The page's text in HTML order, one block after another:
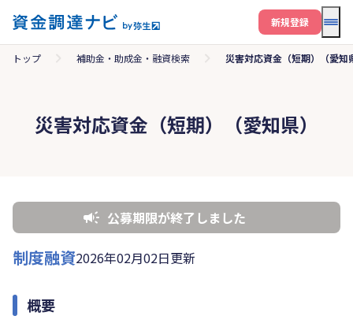
メ
新規登録
トップ 補助金・助成金・融資検索 災害対応資金（短期）（愛知
災害対応資金（短期）（愛知県）
公募期限が終了しました
制度融資2026年02月02日更新
概要